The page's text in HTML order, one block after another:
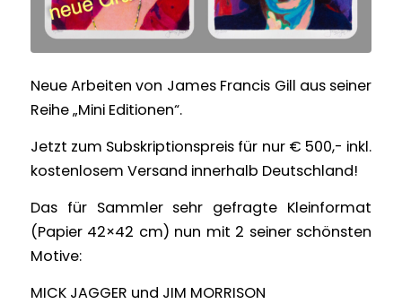
Neue Arbeiten von James Francis Gill aus seiner
Reihe „Mini Editionen“.
Jetzt zum Subskriptionspreis für nur € 500,- inkl.
kostenlosem Versand innerhalb Deutschland!
Das für Sammler sehr gefragte Kleinformat
(Papier 42×42 cm) nun mit 2 seiner schönsten
Motive:
MICK JAGGER und JIM MORRISON